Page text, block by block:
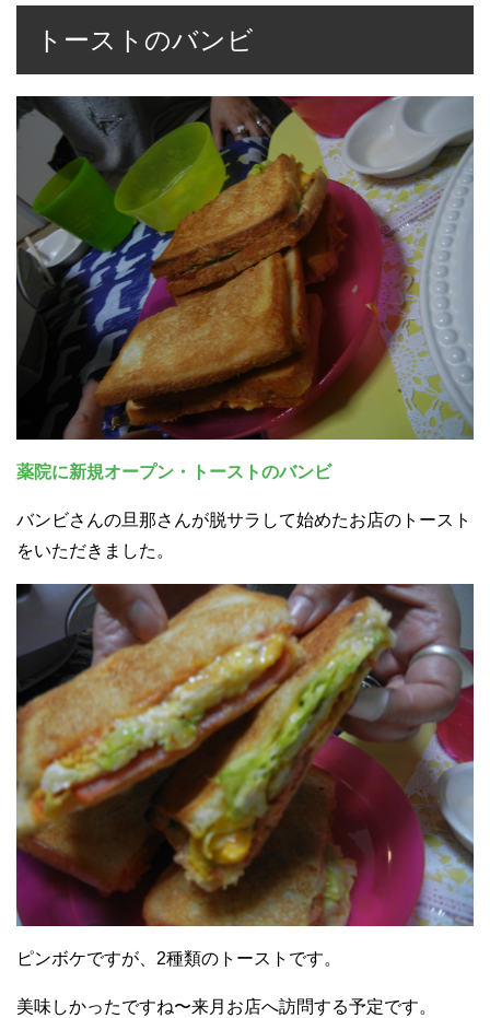
トーストのバンビ
薬院に新規オープン・トーストのバンビ
バンビさんの旦那さんが脱サラして始めたお店のトースト
をいただきました。
ピンボケですが、2種類のトーストです。
美味しかったですね〜来月お店へ訪問する予定です。